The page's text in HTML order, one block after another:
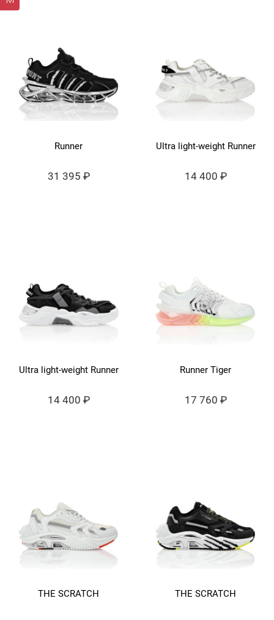
Runner
31 395 ₽
Ultra light-weight Runner
14 400 ₽
Ultra light-weight Runner
14 400 ₽
Runner Tiger
17 760 ₽
THE SCRATCH THE SCRATCH